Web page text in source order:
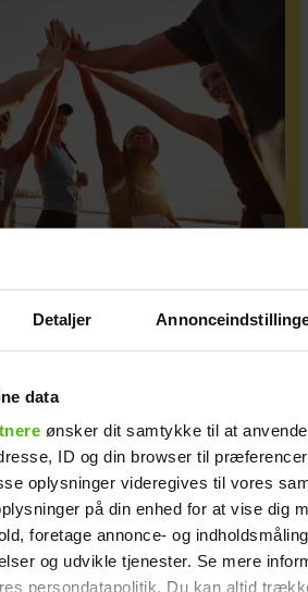
Detaljer
data
ønsker dit samtykke til at
ID og din browser til
oplysninger videregives til vores
på din enhed for at vise dig
foretage annonce- og
og udvikle tjenester. Se mere
persondatapolitik. Du kan altid
en del af dit liv